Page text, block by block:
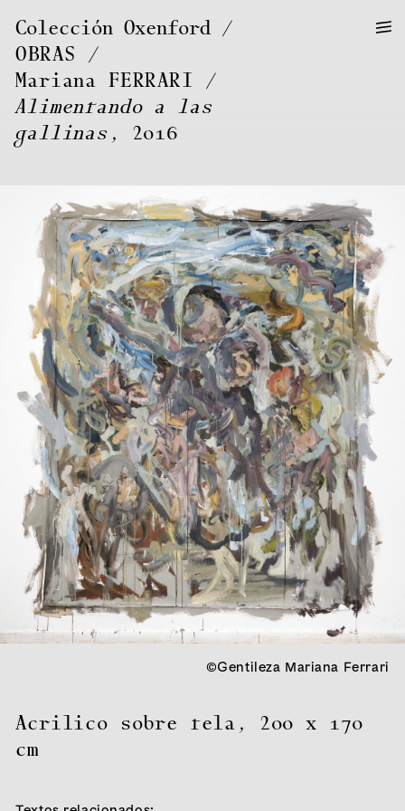
Colección Oxenford
OBRAS
/
Mariana FERRARI
Alimentando a las
gallinas , 2016
—
—
—
©Gentileza Mariana Ferrari
Acrilico sobre tela , 200 x 170
cm